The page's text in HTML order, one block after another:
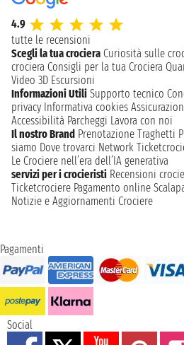
4.9
tutte le recensioni
Scegli la tua crociera Curiosità sulle
crociera Consigli per la tua Crociera
Video 3D Escursioni
Informazioni Utili Supporto tecnico
privacy Informativa cookies
Accessibilità Parcheggi Lavora con noi
Il nostro Brand Prenotazione Traghetti
siamo Dove trovarci Network
Le Crociere nell’era dell’IA generativa
servizi per i crocieristi Recensioni
Ticketcrociere Pagamento online
Notizie e Aggiornamenti Crociere
Pagamenti
Social